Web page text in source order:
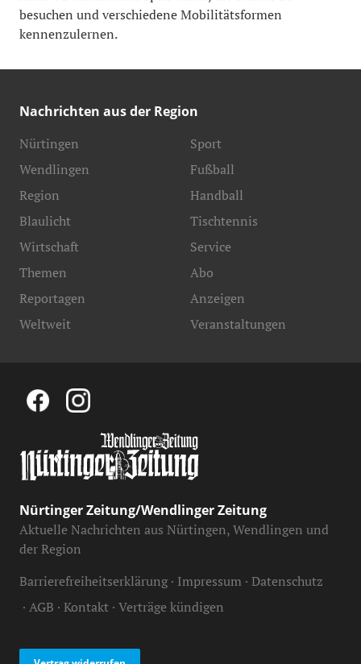
besuchen und verschiedene Mobilitätsformen
kennenzulernen.
Nachrichten aus der Region
Nürtingen
Wendlingen
Region
Blaulicht
Sport
Fußball
Handball
Tischtennis
Wirtschaft
Themen
Reportagen
Weltweit
Service
Abo
Anzeigen
Veranstaltungen
Nürtinger Zeitung/Wendlinger Zeitung
Aktuelle Nachrichten aus Nürtingen, Wendlingen und
der Region
Barrierefreiheitserklärung Impressum Datenschutz
AGB Kontakt Verträge kündigen